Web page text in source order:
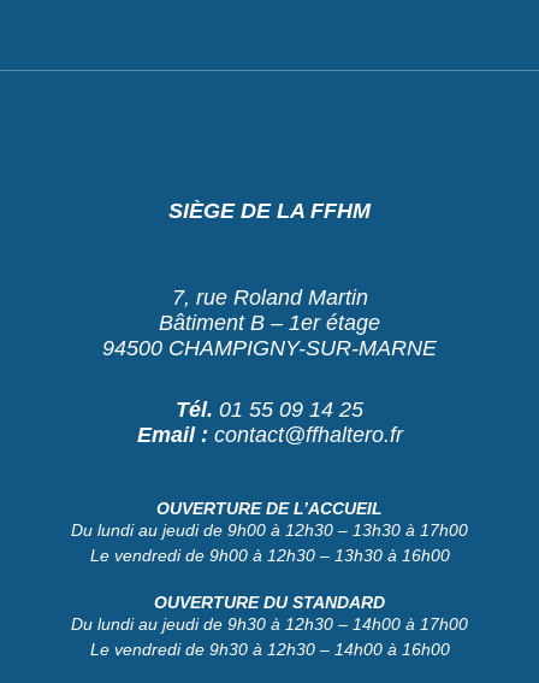
SIÈGE DE LA FFHM
7, rue Roland Martin
Bâtiment B – 1er étage
94500 CHAMPIGNY-SUR-MARNE
Tél. 01 55 09 14 25
Email : contact@ffhaltero.fr
OUVERTURE DE L’ACCUEIL
Du lundi au jeudi de 9h00 à 12h30 – 13h30 à 17h00
Le vendredi de 9h00 à 12h30 – 13h30 à 16h00
OUVERTURE DU STANDARD
Du lundi au jeudi de 9h30 à 12h30 – 14h00 à 17h00
Le vendredi de 9h30 à 12h30 – 14h00 à 16h00